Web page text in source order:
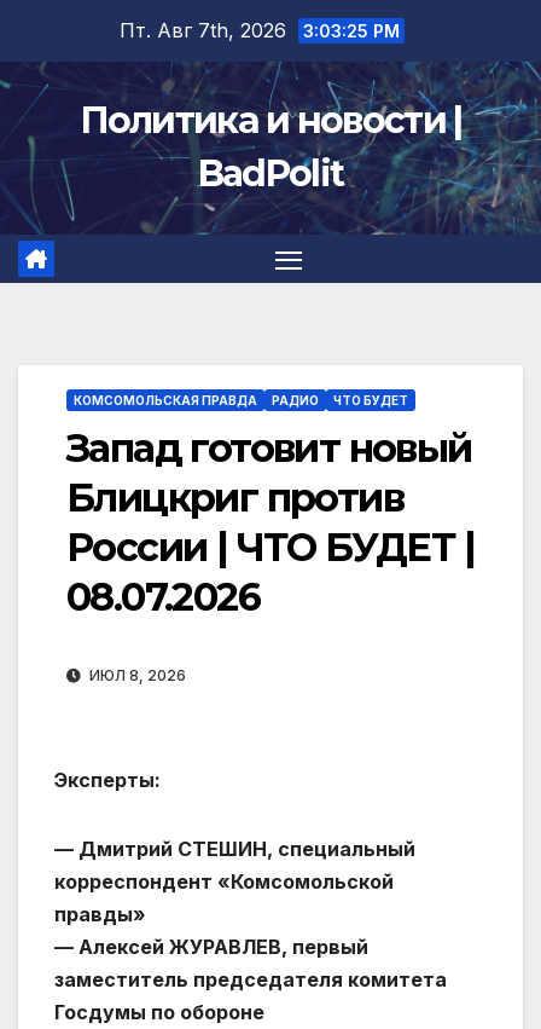
содержимому
Пт. Авг 7th, 2026 3:03:26 PM
Политика и новости |
BadPolit
КОМСОМОЛЬСКАЯ ПРАВДА РАДИО ЧТО БУДЕТ
Запад готовит новый
Блицкриг против
России | ЧТО БУДЕТ |
08.07.2026
ИЮЛ 8, 2026
Эксперты:
— Дмитрий СТЕШИН, специальный
корреспондент «Комсомольской
правды»
— Алексей ЖУРАВЛЕВ, первый
заместитель председателя комитета
Госдумы по обороне